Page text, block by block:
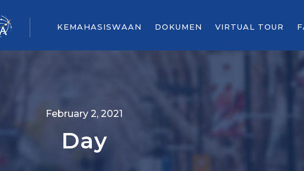
KEMAHASISWAAN DOKUMEN VIRTUAL TOUR
February 2, 2021
Day